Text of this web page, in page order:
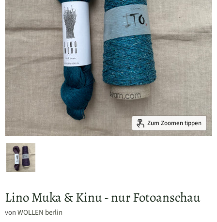
Zum Zoomen tippen
Lino Muka & Kinu - nur Fotoanschau
vonWOLLEN berlin